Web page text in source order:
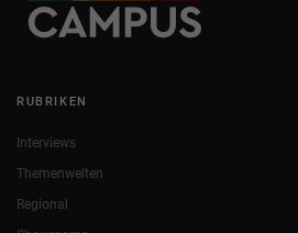
RUBRIKEN
Interviews
Themenwelten
Regional